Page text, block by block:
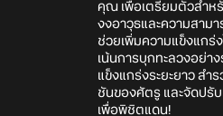
คุณ เพื่อเตรียมตัวสำห
งงอาวุธและความสามา
ช่วยเพิ่มความแข็งแกร่
เน้นการบุกทะลวงอย่าง
แข็งแกร่งระยะยาว สำ
ชันของศัตรู และจัดปรั
เพื่อพิชิตแดน!